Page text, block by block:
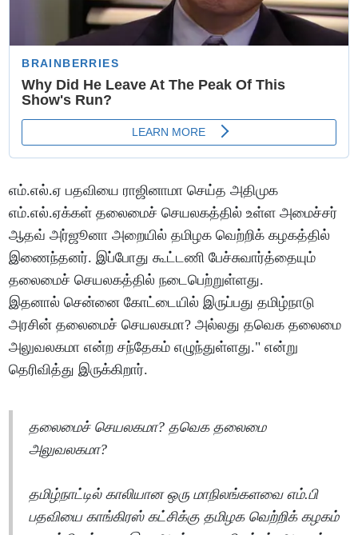
எம்.எல்.ஏ பதவியை ராஜினாமா செய்த அதிமுக
எம்.எல்.ஏக்கள் தலைமைச் செயலகத்தில் உள்ள அமைச்சர்
ஆதவ் அர்ஜூனா அறையில் தமிழக வெற்றிக் கழகத்தில்
இணைந்தனர். இப்போது கூட்டணி பேச்சுவார்த்தையும்
தலைமைச் செயலகத்தில் நடைபெற்றுள்ளது.
இதனால் சென்னை கோட்டையில் இருப்பது தமிழ்நாடு
அரசின் தலைமைச் செயலகமா? அல்லது தவெக தலைமை
அலுவலகமா என்ற சந்தேகம் எழுந்துள்ளது." என்று
தெரிவித்து இருக்கிறார்.
தலைமைச் செயலகமா? தவெக தலைமை
அலுவலகமா?
தமிழ்நாட்டில் காலியான ஒரு மாநிலங்களவை எம்.பி
பதவியை காங்கிரஸ் கட்சிக்கு தமிழக வெற்றிக் கழகம்